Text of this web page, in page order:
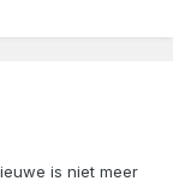
is niet meer